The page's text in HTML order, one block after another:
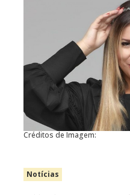
Créditos de Imagem:
Notícias